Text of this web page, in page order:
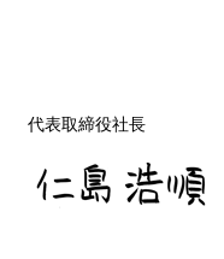
代表取締役社長